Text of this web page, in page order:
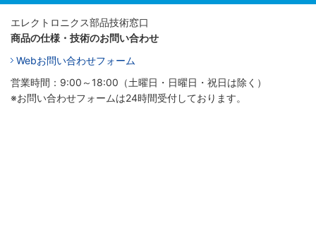
エレクトロニクス部品技術窓口
商品の仕様・技術のお問い合わせ
Webお問い合わせフォーム
営業時間：9:00～18:00（土曜日・日曜日・祝日は除く）
※お問い合わせフォームは24時間受付しております。